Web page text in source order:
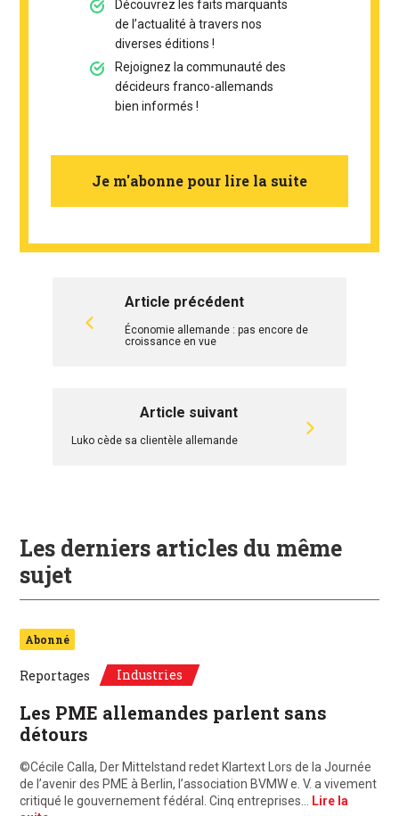
Découvrez les faits marquants
de l’actualité à travers nos
diverses éditions !
Rejoignez la communauté des
décideurs franco-allemands
bien informés !
Je m'abonne pour lire la suite
Article précédent
Économie allemande : pas encore de
croissance en vue
Article suivant
Luko cède sa clientèle allemande
Les derniers articles du même
sujet
Abonné
Reportages Industries
Les PME allemandes parlent sans
détours
©Cécile Calla, Der Mittelstand redet Klartext Lors de la Journée
de l’avenir des PME à Berlin, l’association BVMW e. V. a vivement
critiqué le gouvernement fédéral. Cinq entreprises…
Lire la